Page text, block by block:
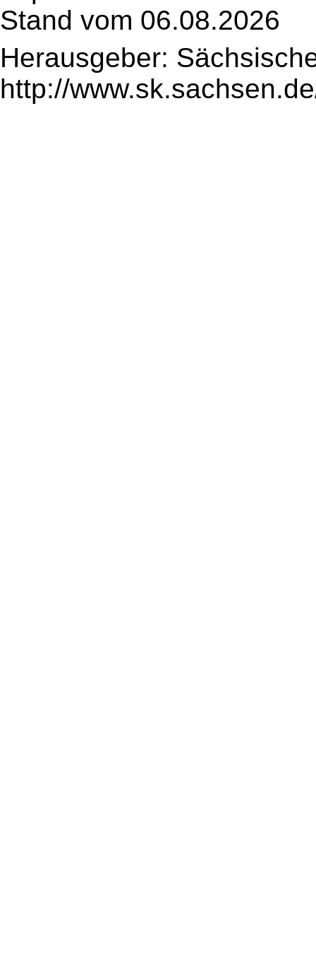
Stand vom 06.08.2026
Herausgeber:
http://